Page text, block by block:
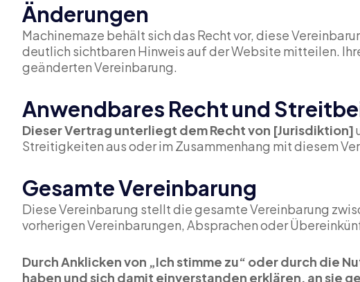
Änderungen
Machinemaze behält sich das Recht vor, diese
deutlich sichtbaren Hinweis auf der Website mitteilen.
geänderten Vereinbarung.
Anwendbares Recht und
Dieser Vertrag unterliegt dem Recht von [Jurisdiktion]
Streitigkeiten aus oder im Zusammenhang mit diesem
Gesamte Vereinbarung
Diese Vereinbarung stellt die gesamte Vereinbarung
vorherigen Vereinbarungen, Absprachen oder
Durch Anklicken von „Ich stimme zu“ oder durch die
haben und sich damit einverstanden erklären, an sie